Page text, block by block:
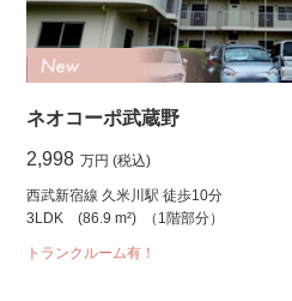
ネオコーポ武蔵野
2,998 万円 (税込)
西武新宿線 久米川駅 徒歩10分
3LDK
(86.9 m²) （1階部分）
トランクルーム有！